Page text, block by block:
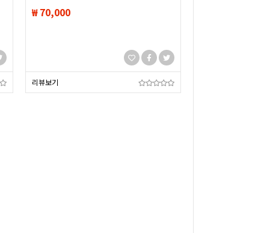
₩ 70,000
리뷰보기